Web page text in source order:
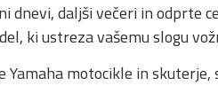
dnevi, daljši večeri in odprte
ki ustreza vašemu slogu
motocikle in